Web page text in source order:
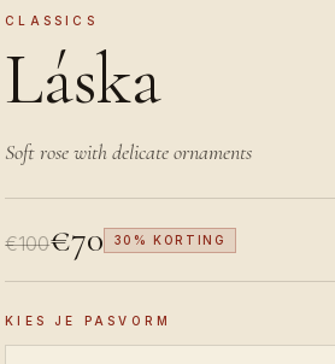
CLASSICS
Láska
Soft rose with delicate ornaments
€100€70 30% KORTING
KIES JE PASVORM